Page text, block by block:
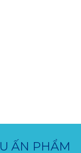
ẤN PHẨM